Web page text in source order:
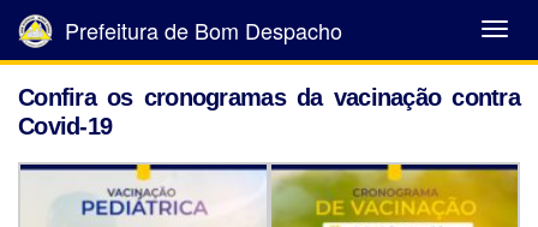
Abrir
Menu
Prefeitura de Bom Despacho
Confira os cronogramas da vacinação contra
Covid-19